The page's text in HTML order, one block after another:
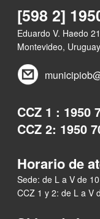
[598 2]
Eduardo V. Haedo
Montevideo,
CCZ 1 : 1950
CCZ 2: 1950
Horario de
Sede: de L a V de
CCZ 1 y 2: de L a V